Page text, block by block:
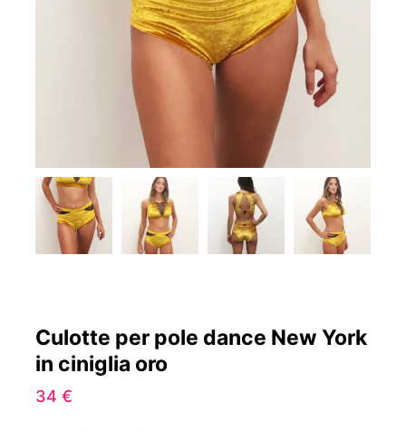
Culotte per pole dance New York
in ciniglia oro
34 €